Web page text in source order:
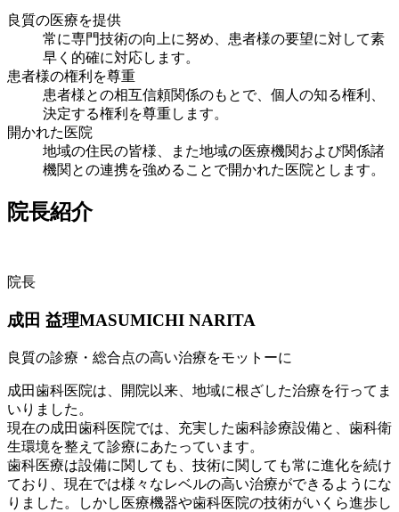
良質の医療を提供
常に専門技術の向上に努め、患者様の要望に対して素
早く的確に対応します。
患者様の権利を尊重
患者様との相互信頼関係のもとで、個人の知る権利、
決定する権利を尊重します。
開かれた医院
地域の住民の皆様、また地域の医療機関および関係諸
機関との連携を強めることで開かれた医院とします。
院長紹介
院長
成田 益理MASUMICHI NARITA
良質の診療・総合点の高い治療をモットーに
成田歯科医院は、開院以来、地域に根ざした治療を行ってま
いりました。
現在の成田歯科医院では、充実した歯科診療設備と、歯科衛
生環境を整えて診療にあたっています。
歯科医療は設備に関しても、技術に関しても常に進化を続け
ており、現在では様々なレベルの高い治療ができるようにな
りました。しかし医療機器や歯科医院の技術がいくら進歩し